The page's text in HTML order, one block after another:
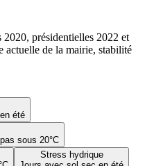
été
sous 20°C
Stress hydrique
2020, présidentielles 2022 et
de la mairie, stabilité